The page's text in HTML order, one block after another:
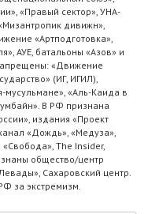
«Правый сектор», УНА-
дивижн»,
«Артподготовка»,
АУЕ, батальоны «Азов» и
«Движение
(ИГ, ИГИЛ),
мусульмане», «Аль-Каида в
В РФ признана
издания «Проект
«Дождь», «Медуза»,
The Insider,
общество/центр
Сахаровский центр.
за экстремизм.